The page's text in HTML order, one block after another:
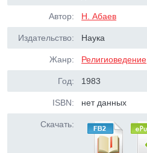
Автор: Н. Абаев
Издательство: Наука
Жанр: Религиоведение
Год: 1983
ISBN: нет данных
Скачать: